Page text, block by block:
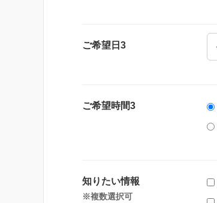
ご希望日3
ご希望時間3
知りたい情報
※複数選択可